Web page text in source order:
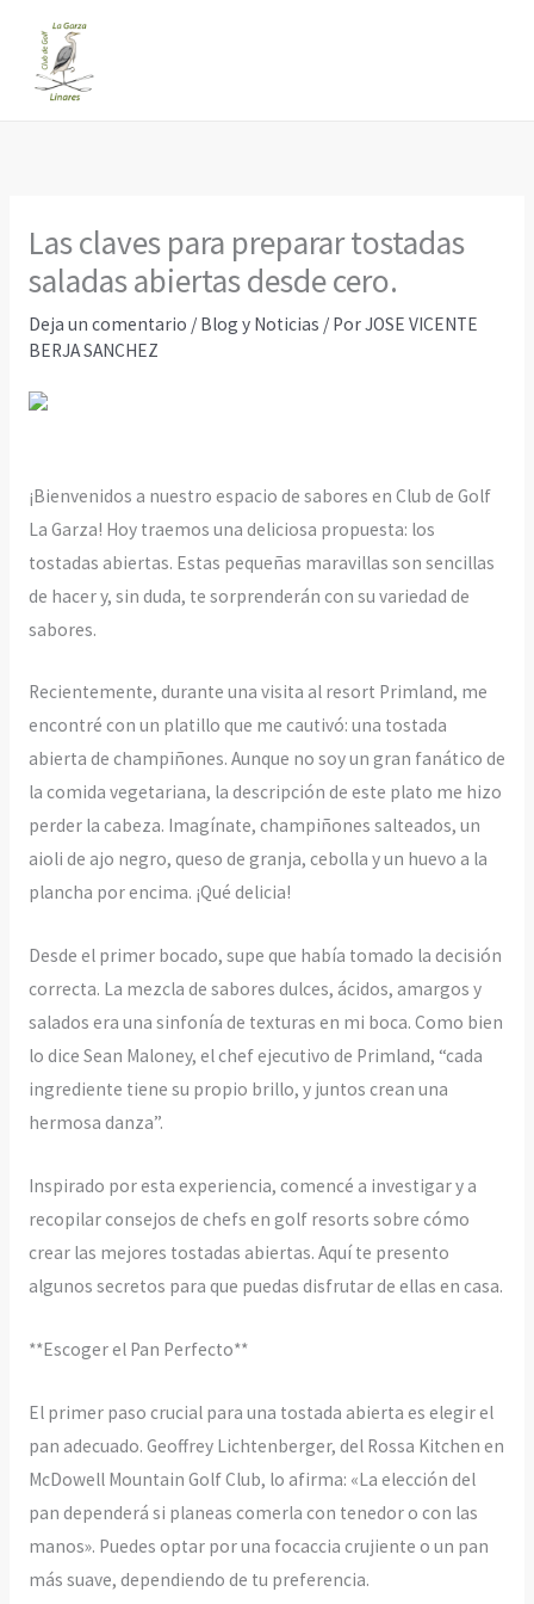
contenido
Las claves para preparar tostadas
saladas abiertas desde cero.
Deja un comentario / Blog y Noticias / PorJOSE VICENTE
BERJA SANCHEZ
¡Bienvenidos a nuestro espacio de sabores en Club de Golf
La Garza! Hoy traemos una deliciosa propuesta: los
tostadas abiertas. Estas pequeñas maravillas son sencillas
de hacer y, sin duda, te sorprenderán con su variedad de
sabores.
Recientemente, durante una visita al resort Primland, me
encontré con un platillo que me cautivó: una tostada
abierta de champiñones. Aunque no soy un gran fanático de
la comida vegetariana, la descripción de este plato me hizo
perder la cabeza. Imagínate, champiñones salteados, un
aioli de ajo negro, queso de granja, cebolla y un huevo a la
plancha por encima. ¡Qué delicia!
Desde el primer bocado, supe que había tomado la decisión
correcta. La mezcla de sabores dulces, ácidos, amargos y
salados era una sinfonía de texturas en mi boca. Como bien
lo dice Sean Maloney, el chef ejecutivo de Primland, “cada
ingrediente tiene su propio brillo, y juntos crean una
hermosa danza”.
Inspirado por esta experiencia, comencé a investigar y a
recopilar consejos de chefs en golf resorts sobre cómo
crear las mejores tostadas abiertas. Aquí te presento
algunos secretos para que puedas disfrutar de ellas en casa.
**Escoger el Pan Perfecto**
El primer paso crucial para una tostada abierta es elegir el
pan adecuado. Geoffrey Lichtenberger, del Rossa Kitchen en
McDowell Mountain Golf Club, lo afirma: «La elección del
pan dependerá si planeas comerla con tenedor o con las
manos». Puedes optar por una focaccia crujiente o un pan
más suave, dependiendo de tu preferencia.